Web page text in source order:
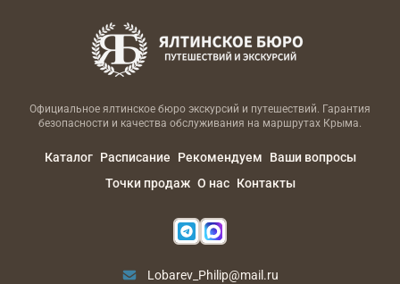
Официальное ялтинское бюро экскурсий и путешествий. Гарантия
безопасности и качества обслуживания на маршрутах Крыма.
Каталог Расписание Рекомендуем
Ваши вопросы
Точки продаж О нас Контакты
Lobarev_Philip@mail.ru